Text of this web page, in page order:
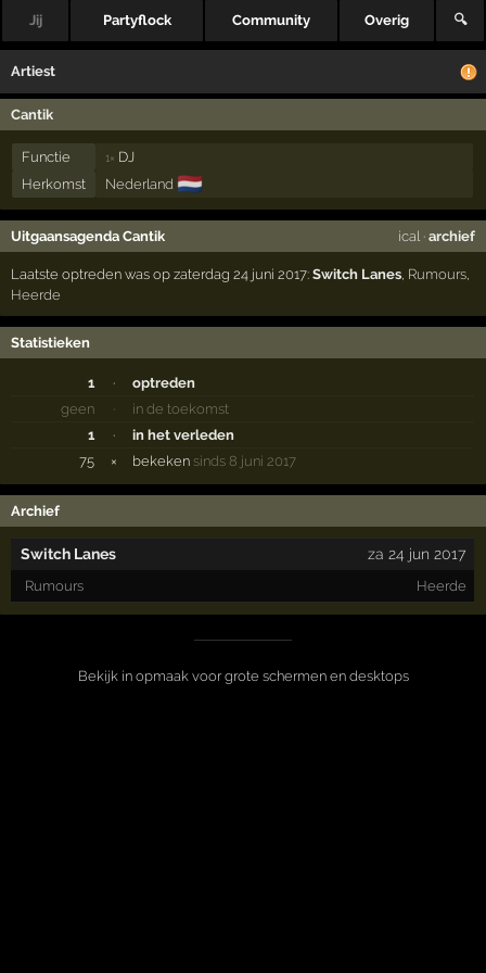
Jij Partyflock Community Overig 🔍
Artiest
Cantik
Functie 1× DJ
Herkomst
Nederland 🇳🇱
Uitgaansagenda Cantik ical· archief
Laatste optreden was op zaterdag 24 juni 2017:Switch Lanes Rumours
Heerde
Statistieken
1 ·
optreden
geen
·
in de toekomst
1
·
in het verleden
75
× bekeken sinds 8 juni 2017
Archief
Switch Lanes za 24 jun 2017
Rumours Heerde
Bekijk in opmaak voor grote schermen en desktops